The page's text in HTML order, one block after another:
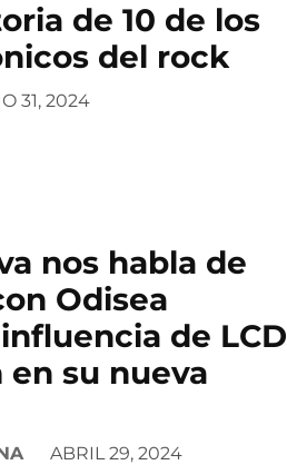
de 10 de los
del rock
31, 2024
nos habla de
Odisea
de LCD
su nueva
ABRIL 29, 2024